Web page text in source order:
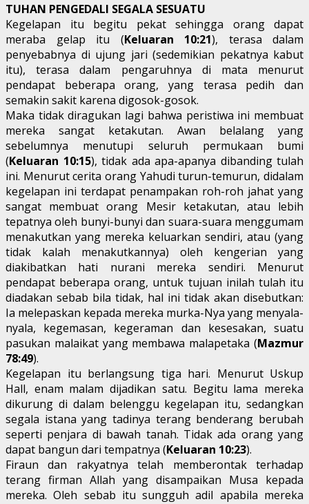
TUHAN PENGEDALI SEGALA SESUATU
Kegelapan itu begitu pekat sehingga orang dapat
meraba gelap itu (Keluaran 10:21), terasa dalam
penyebabnya di ujung jari (sedemikian pekatnya kabut
itu), terasa dalam pengaruhnya di mata menurut
pendapat beberapa orang, yang terasa pedih dan
semakin sakit karena digosok-gosok.
Maka tidak diragukan lagi bahwa peristiwa ini membuat
mereka sangat ketakutan. Awan belalang yang
sebelumnya menutupi seluruh permukaan bumi
(Keluaran 10:15), tidak ada apa-apanya dibanding tulah
ini. Menurut cerita orang Yahudi turun-temurun, didalam
kegelapan ini terdapat penampakan roh-roh jahat yang
sangat membuat orang Mesir ketakutan, atau lebih
tepatnya oleh bunyi-bunyi dan suara-suara menggumam
menakutkan yang mereka keluarkan sendiri, atau (yang
tidak kalah menakutkannya) oleh kengerian yang
diakibatkan hati nurani mereka sendiri. Menurut
pendapat beberapa orang, untuk tujuan inilah tulah itu
diadakan sebab bila tidak, hal ini tidak akan disebutkan:
Ia melepaskan kepada mereka murka-Nya yang menyala-
nyala, kegemasan, kegeraman dan kesesakan, suatu
pasukan malaikat yang membawa malapetaka (Mazmur
78:49).
Kegelapan itu berlangsung tiga hari. Menurut Uskup
Hall, enam malam dijadikan satu. Begitu lama mereka
dikurung di dalam belenggu kegelapan itu, sedangkan
segala istana yang tadinya terang benderang berubah
seperti penjara di bawah tanah. Tidak ada orang yang
dapat bangun dari tempatnya (Keluaran 10:23).
Firaun dan rakyatnya telah memberontak terhadap
terang firman Allah yang disampaikan Musa kepada
mereka. Oleh sebab itu sungguh adil apabila mereka